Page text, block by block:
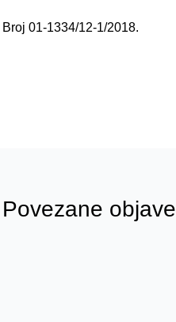
Broj 01-1334/12-1/2018.
Povezane objave